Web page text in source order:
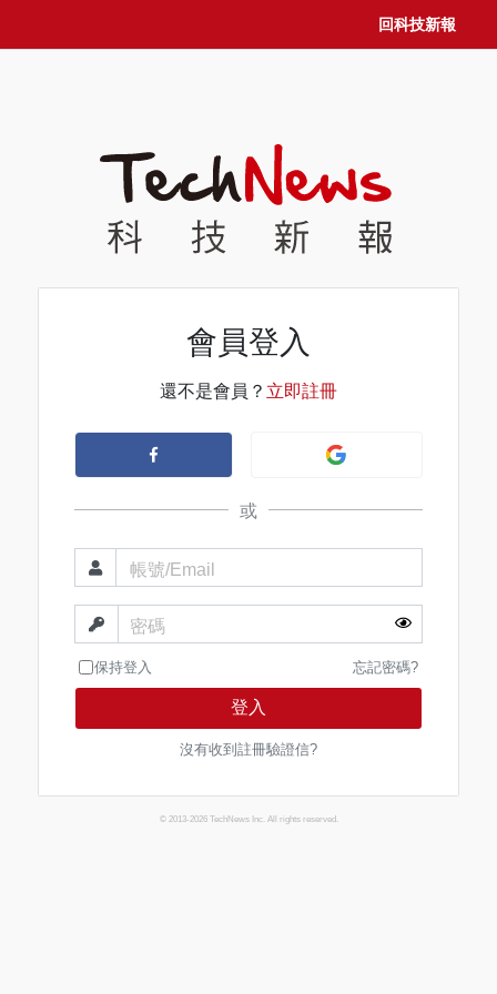
回科技新報
會員登入
還不是會員？ 立即註冊
或
帳號/Email
密碼
保持登入 忘記密碼?
登入
沒有收到註冊驗證信?
© 2013-2026 TechNews Inc. All rights reserved.